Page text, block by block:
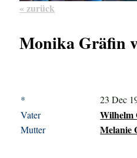
« zurück
Monika Gräfin
*
23 Dec
Vater
Wilhelm
Mutter Melanie